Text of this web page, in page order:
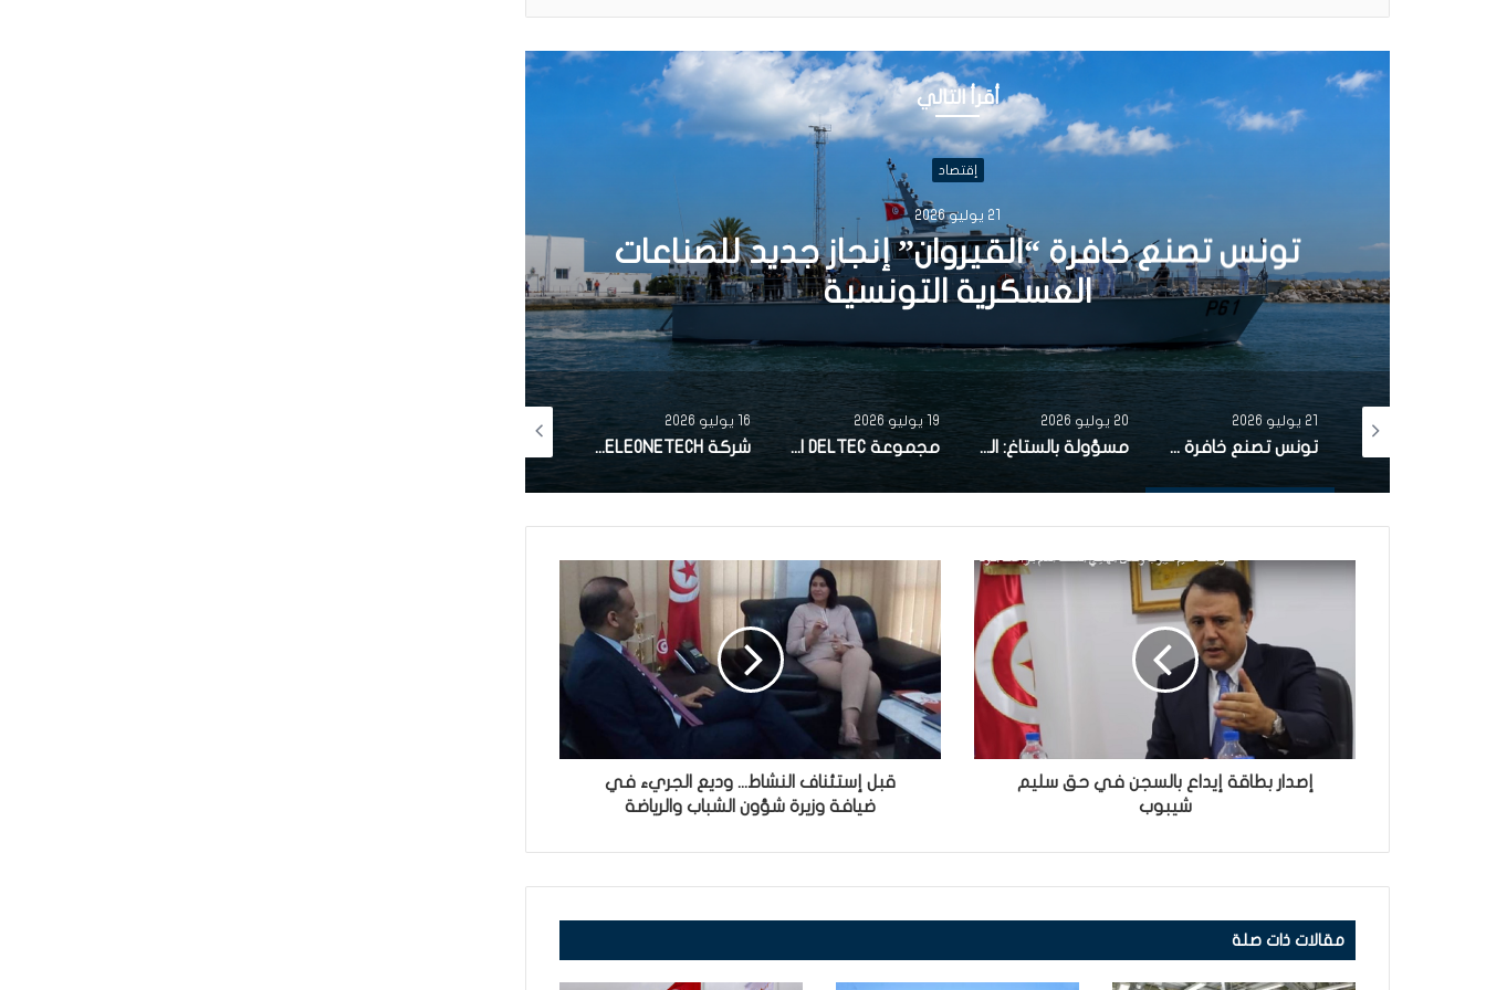
أقرأ التالي
إقتصاد
20 يوليو 2026
مسؤولة بالستاغ: التحضيرات للصيف انطلقت منذ
أكتوبر 2025 والشركة اتخذت كل التدابير الممكنة
20 يوليو 2026
مسؤولة بالستاغ: التحضيرات للصيف انطلقت منذ أكتوبر 2025 والشركة اتخذت كل التدابير الممكنة
19 يوليو 2026
مجموعة DELTEC الألمانية المتخصصة في الصناعات الإلكترونية تعلن اختيار تونس لإقامة أول موقع إنتاج لها خارج ألمانيا
16 يوليو 2026
شركة ELEONETECH التابعة لـلمجمع الصناعي التونسي OneTech تتحصل على الشهادة الدولية MSI 20000
13 يوليو 2026
رجال أعمال يتقدمون بمطالب صلح إلى اللجنة الوطنية للصلح الجزائي تتضمن مبالغ مالية ومشاريع في المناطق الداخلية
إصدار بطاقة إيداع بالسجن في حق سليم
شيبوب
قبل إستئناف النشاط... وديع الجريء في
ضيافة وزيرة شؤون الشباب والرياضة
مقالات ذات صلة